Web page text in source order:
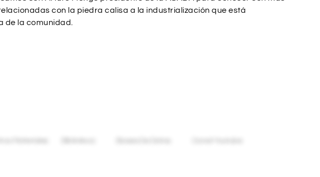
con la piedra calisa a la industrialización que está
de la comunidad.